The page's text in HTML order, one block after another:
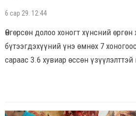
6 сар 29. 12:44
Өнгөрсөн долоо хоногт хүнсний
бүтээгдэхүүний үнэ өмнөх 7
сараас 3.6 хувиар өссөн үзүүлэлттэй